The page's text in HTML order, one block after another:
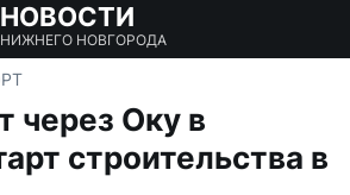
НОВОСТИ
НИЖНЕГО НОВГОРОДА
через Оку в
строительства в